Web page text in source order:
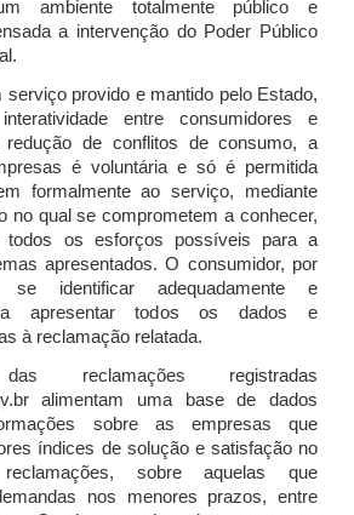
ambiente totalmente público e
a intervenção do Poder Público
serviço provido e mantido pelo Estado,
entre consumidores e
redução de conflitos de consumo, a
é voluntária e só é permitida
formalmente ao serviço, mediante
no qual se comprometem a conhecer,
todos os esforços possíveis para a
apresentados. O consumidor, por
identificar adequadamente e
a apresentar todos os dados e
à reclamação relatada.
reclamações registradas
alimentam uma base de dados
sobre as empresas que
índices de solução e satisfação no
sobre aquelas que
nos menores prazos, entre